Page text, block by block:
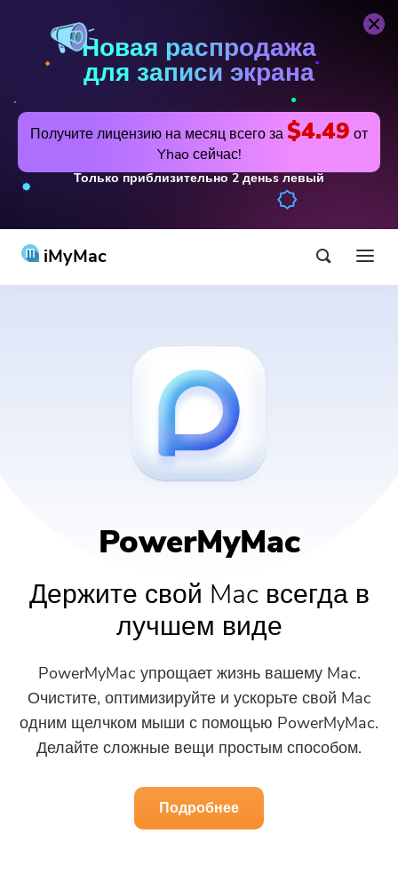
Новая распродажа
для записи экрана
Получите лицензию на месяц всего за$4.49 от
Yhao сейчас!
Только приблизительно2 деньsлевый
iMyMac
PowerUninstall
Video Converter
PDF Компрессор
Онлайн
Бесплатный видео конвертер
Free Video Editor
PowerMyMac
Держите свой Mac всегда в
лучшем виде
PowerMyMac упрощает жизнь вашему Mac.
Очистите, оптимизируйте и ускорьте свой Mac
одним щелчком мыши с помощью PowerMyMac.
Делайте сложные вещи простым способом.
Подробнее